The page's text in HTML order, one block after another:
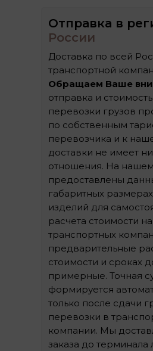
Доставка по всей
транспортной
Обращаем Ваше
отправка и
перевозки грузов
по собственным
перевозчика и к
доставки не имеет
отношения. На
предоставлены
габаритных
изделий для
расчета стоимости
транспортных
предварительные
стоимости и сроках
примерные. Точная
формируется
только после сдачи
перевозки в
компании. Мы
заказа до терминала
Отправка в
России